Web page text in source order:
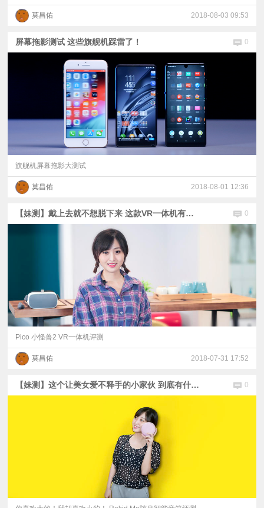
莫昌佑 2018-08-03 09:53
屏幕拖影测试 这些旗舰机踩雷了！ 0
旗舰机屏幕拖影大测试
莫昌佑 2018-08-01 12:36
【妹测】戴上去就不想脱下来 这款VR一体机有什么魔力? 0
Pico 小怪兽2 VR一体机评测
莫昌佑 2018-07-31 17:52
【妹测】这个让美女爱不释手的小家伙 到底有什么秘密？ 0